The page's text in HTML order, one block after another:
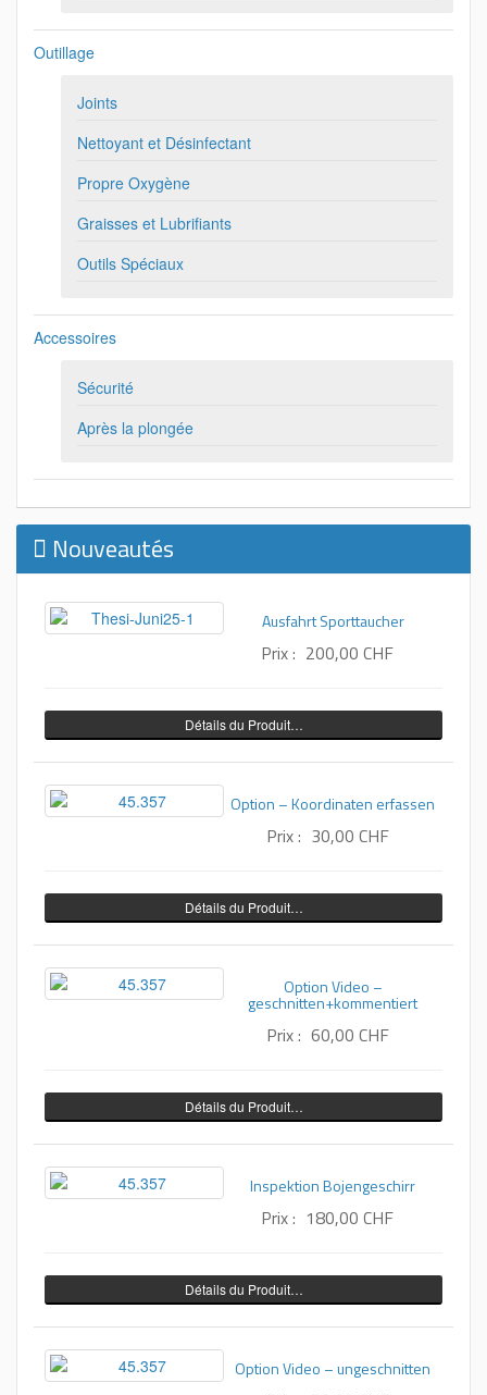
Outillage
Joints
Nettoyant et Désinfectant
Propre Oxygène
Graisses et Lubrifiants
Outils Spéciaux
Accessoires
Sécurité
Après la plongée
Nouveautés
Ausfahrt Sporttaucher
Prix : 200,00 CHF
Détails du Produit…
Option – Koordinaten erfassen
Prix : 30,00 CHF
Détails du Produit…
Option Video –
geschnitten+kommentiert
Prix : 60,00 CHF
Détails du Produit…
Inspektion Bojengeschirr
Prix : 180,00 CHF
Détails du Produit…
Option Video – ungeschnitten